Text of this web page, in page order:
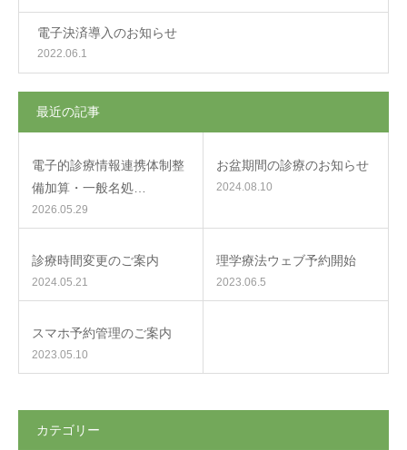
電子決済導入のお知らせ
2022.06.1
最近の記事
電子的診療情報連携体制整
備加算・一般名処…
2026.05.29
お盆期間の診療のお知らせ
2024.08.10
診療時間変更のご案内
2024.05.21
理学療法ウェブ予約開始
2023.06.5
スマホ予約管理のご案内
2023.05.10
カテゴリー